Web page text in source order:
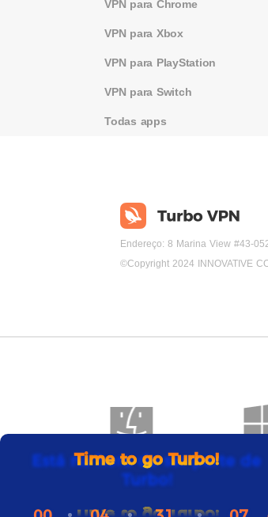
VPN para Chrome
VPN para Xbox
VPN para PlayStation
VPN para Switch
Todas apps
Endereço: 8 Marina View #43-
©Copyright 2024 INNOVATIVE
Mac
Está na hora de ser parte de
Turbo!